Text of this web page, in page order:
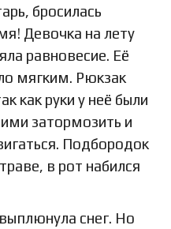
бросилась
Девочка на лету
равновесие. Её
мягким. Рюкзак
как руки у неё были
затормозить и
Подбородок
в рот набился
снег. Но